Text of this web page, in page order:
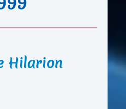
Hilarion